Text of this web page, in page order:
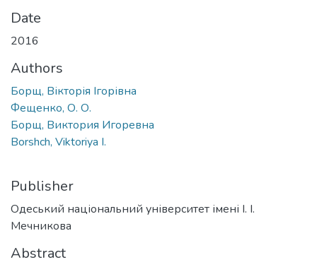
Date
2016
Authors
Борщ, Вікторія Ігорівна
Фещенко, О. О.
Борщ, Виктория Игоревна
Borshch, Viktoriya I.
Publisher
Одеський національний університет імені І. І.
Мечникова
Abstract